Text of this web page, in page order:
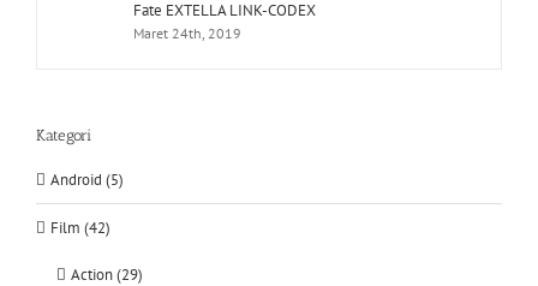
Fate EXTELLA LINK-CODEX
Maret 24th, 2019
Kategori
Android (5)
Film (42)
Action (29)